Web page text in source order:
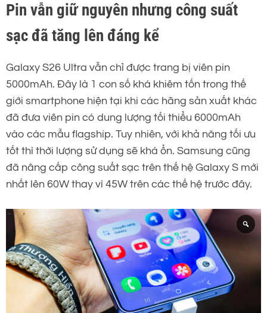
Pin vẫn giữ nguyên nhưng công suất
sạc đã tăng lên đáng kể
Galaxy S26 Ultra vẫn chỉ được trang bị viên pin
5000mAh. Đây là 1 con số khá khiêm tốn trong thế
giới smartphone hiện tại khi các hãng sản xuất khác
đã đưa viên pin có dung lượng tối thiểu 6000mAh
vào các mẫu flagship. Tuy nhiên, với khả năng tối ưu
tốt thì thời lượng sử dụng sẽ khá ổn. Samsung cũng
đã nâng cấp công suất sạc trên thế hệ Galaxy S mới
nhất lên 60W thay vì 45W trên các thế hệ trước đây.